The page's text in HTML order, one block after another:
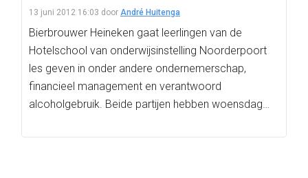
13 juni 2012 16:03 door André Huitenga
Bierbrouwer Heineken gaat leerlingen van de
Hotelschool van onderwijsinstelling Noorderpoort
les geven in onder andere ondernemerschap,
financieel management en verantwoord
alcoholgebruik. Beide partijen hebben woensdag